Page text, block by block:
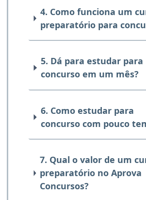
4. Como funciona um
preparatório para
5. Dá para estudar para
concurso em um mês?
6. Como estudar para
concurso com pouco
7. Qual o valor de um
preparatório no Aprova
Concursos?